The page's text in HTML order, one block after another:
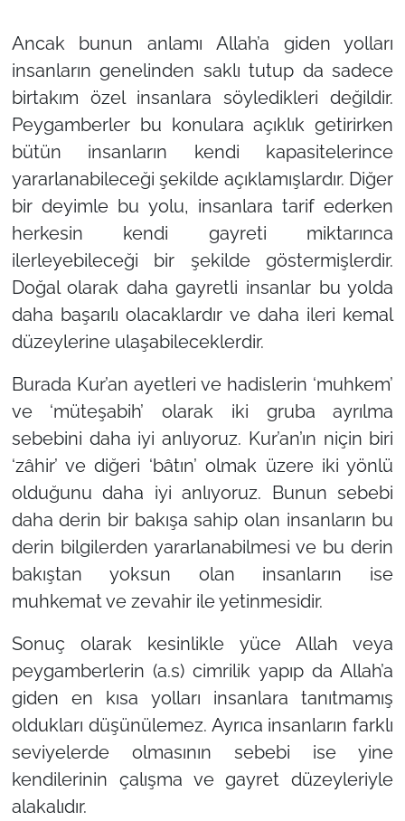
Ancak bunun anlamı Allah’a giden yolları
insanların genelinden saklı tutup da sadece
birtakım özel insanlara söyledikleri değildir.
Peygamberler bu konulara açıklık getirirken
bütün insanların kendi kapasitelerince
yararlanabileceği şekilde açıklamışlardır. Diğer
bir deyimle bu yolu, insanlara tarif ederken
herkesin kendi gayreti miktarınca
ilerleyebileceği bir şekilde göstermişlerdir.
Doğal olarak daha gayretli insanlar bu yolda
daha başarılı olacaklardır ve daha ileri kemal
düzeylerine ulaşabileceklerdir.
Burada Kur’an ayetleri ve hadislerin ‘muhkem’
ve ‘müteşabih’ olarak iki gruba ayrılma
sebebini daha iyi anlıyoruz. Kur’an’ın niçin biri
‘zâhir’ ve diğeri ‘bâtın’olmak üzere iki yönlü
olduğunu daha iyi anlıyoruz. Bunun sebebi
daha derin bir bakışa sahip olan insanların bu
derin bilgilerden yararlanabilmesi ve bu derin
bakıştan yoksun olan insanların ise
muhkemat ve zevahir ile yetinmesidir.
Sonuç olarak kesinlikle yüce Allah veya
peygamberlerin (a.s) cimrilik yapıp da Allah’a
giden en kısa yolları insanlara tanıtmamış
oldukları düşünülemez. Ayrıca insanların farklı
seviyelerde olmasının sebebi ise yine
kendilerinin çalışma ve gayret düzeyleriyle
alakalıdır.